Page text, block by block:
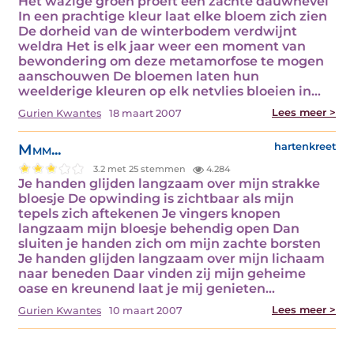
In een prachtige kleur laat elke bloem zich zien
De dorheid van de winterbodem verdwijnt
weldra Het is elk jaar weer een moment van
bewondering om deze metamorfose te mogen
aanschouwen De bloemen laten hun
weelderige kleuren op elk netvlies bloeien in…
Gurien Kwantes 18 maart 2007 Lees meer >
Mmm... hartenkreet
3.2 met 25 stemmen 4.284
Je handen glijden langzaam over mijn strakke
bloesje De opwinding is zichtbaar als mijn
tepels zich aftekenen Je vingers knopen
langzaam mijn bloesje behendig open Dan
sluiten je handen zich om mijn zachte borsten
Je handen glijden langzaam over mijn lichaam
naar beneden Daar vinden zij mijn geheime
oase en kreunend laat je mij genieten…
Gurien Kwantes 10 maart 2007 Lees meer >